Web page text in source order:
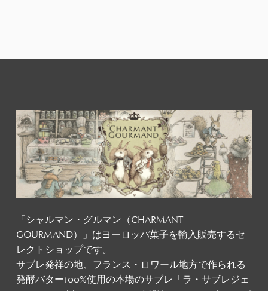
「シャルマン・グルマン（CHARMANT
GOURMAND）」はヨーロッパ菓子を輸入販売するセ
レクトショップです。
サブレ発祥の地、フランス・ロワール地方で作られる
発酵バター100%使用の本場のサブレ「ラ・サブレジェ